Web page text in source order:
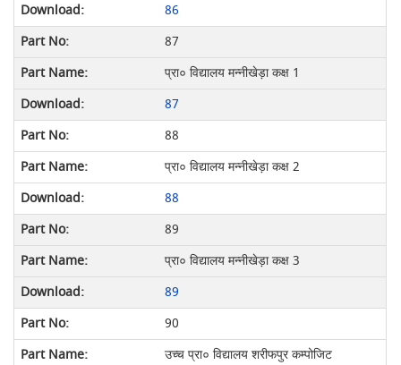
86
87
प्रा० विद्यालय मन्नीखेड़ा कक्ष 1
87
88
प्रा० विद्यालय मन्नीखेड़ा कक्ष 2
88
89
प्रा० विद्यालय मन्नीखेड़ा कक्ष 3
89
90
उच्च प्रा० विद्यालय शरीफपुर कम्पोजिट